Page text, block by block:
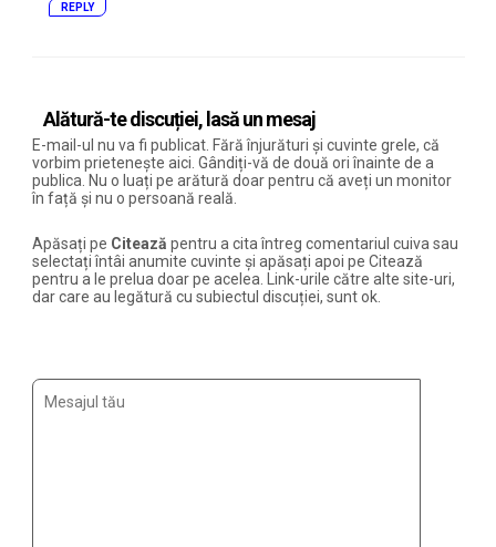
REPLY
Alătură-te discuției, lasă un mesaj
E-mail-ul nu va fi publicat. Fără înjurături și cuvinte grele, că
vorbim prietenește aici. Gândiți-vă de două ori înainte de a
publica. Nu o luați pe arătură doar pentru că aveți un monitor
în față și nu o persoană reală.
Apăsați pe Citează pentru a cita întreg comentariul cuiva sau
selectați întâi anumite cuvinte și apăsați apoi pe Citează
pentru a le prelua doar pe acelea. Link-urile către alte site-uri,
dar care au legătură cu subiectul discuției, sunt ok.